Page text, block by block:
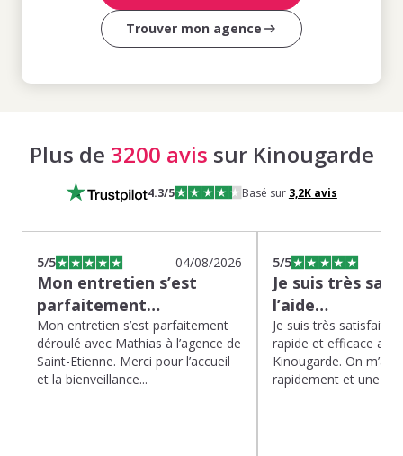
Trouver mon agence
Plus de 3200 avis sur Kinougarde
4.3/5 Basé sur 3,2Kavis
5/5 04/08/2026
Mon entretien s’est
parfaitement…
Mon entretien s’est parfaitement
déroulé avec Mathias à l’agence de
Saint-Etienne. Merci pour l’accueil
et la bienveillance...
5/5
Je suis très
l’aide…
Je suis très satisfaite
rapide et efficace
Kinougarde. On m’a
rapidement et une